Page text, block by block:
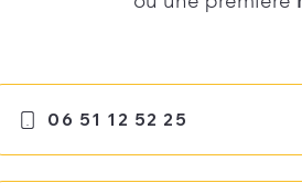
06 51 12 52 25